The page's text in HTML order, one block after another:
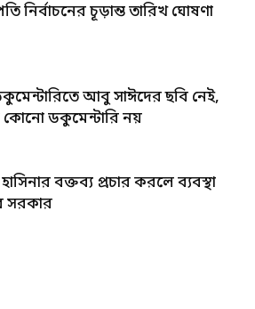
নির্বাচনের চূড়ান্ত তারিখ ঘোষণা
আবু সাঈদের ছবি নেই,
কোনো ডকুমেন্টারি নয়
বক্তব্য প্রচার করলে ব্যবস্থা
সরকার